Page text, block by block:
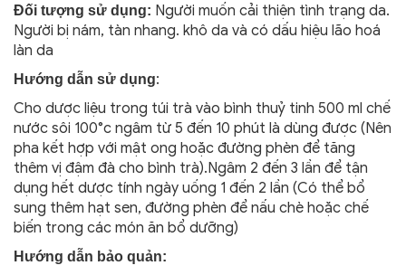
Đối tượng sử dụng: Người muốn cải thiện tình trạng da.
Người bị nám, tàn nhang. khô da và có dấu hiệu lão hoá
làn da
Hướng dẫn sử dụng:
Cho dược liệu trong túi trà vào bình thuỷ tinh 500 ml chế
nước sôi 100°c ngâm từ 5 đến 10 phút là dùng được (Nên
pha kết hợp với mật ong hoặc đường phèn để tăng
thêm vị đậm đà cho bình trà).Ngâm 2 đến 3 lần để tận
dụng hết dược tính ngày uống 1 đến 2 lần (Có thể bổ
sung thêm hạt sen, đường phèn để nấu chè hoặc chế
biến trong các món ăn bổ dưỡng)
Hướng dẫn bảo quản: